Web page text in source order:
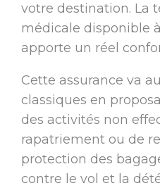
votre destination. La
médicale disponible
apporte un réel
Cette assurance va
classiques en
des activités non
rapatriement ou de
protection des
contre le vol et la